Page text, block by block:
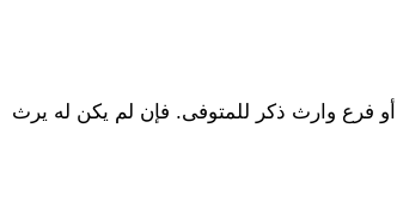
فرع وارث ذكر للمتوفى. فإن لم يكن له يرث